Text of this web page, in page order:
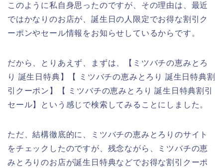
このように私自身思ったのですが、その理由は、最近
ではかなりのお店が、誕生日の人限定でお得な割引ク
ーポンやセール情報をお知らせしているからです。
だから、とりあえず、まずは、【ミツバチの恵みとろ
り 誕生日特典】【 ミツバチの恵みとろり 誕生日特典割
引クーポン】【 ミツバチの恵みとろり 誕生日特典割引
セール】という感じで検索してみることにしました。
ただ、結構徹底的に、ミツバチの恵みとろりのサイト
をチェックしたのですが、残念ながら、ミツバチの恵
みとろりのお店が誕生日特典などでお得な割引クーポ